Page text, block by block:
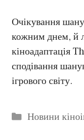
Очікування
кожним днем, й
кіноадаптація
сподівання
ігрового світу.
Категорії
Новини